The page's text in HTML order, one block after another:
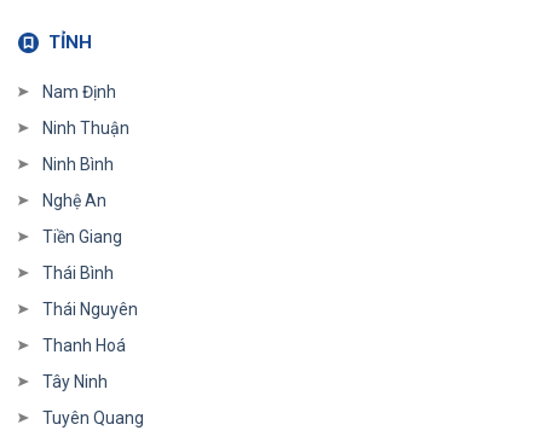
TỈNH
Nam Định
Ninh Thuận
Ninh Bình
Nghệ An
Tiền Giang
Thái Bình
Thái Nguyên
Thanh Hoá
Tây Ninh
Tuyên Quang